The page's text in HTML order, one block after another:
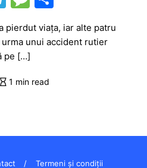
el
e
gr
a
m
s
a
g
ar
ta
pierdut viața, iar alte patru
unui accident rutier
pe […]
1 min read
Termeni și condiții